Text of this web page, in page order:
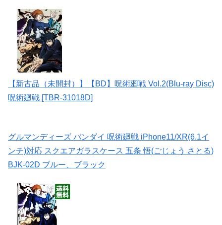
【新古品（未開封）】【BD】呪術廻戦 Vol.2(Blu-ray Disc)
呪術廻戦 [TBR-31018D]
グルマンディーズ バンダイ 呪術廻戦 iPhone11/XR(6.1イ
ンチ)対応 スクエアガラスケース 五条 悟(ごじょう さとる)
BJK-02D ブルー、ブラック